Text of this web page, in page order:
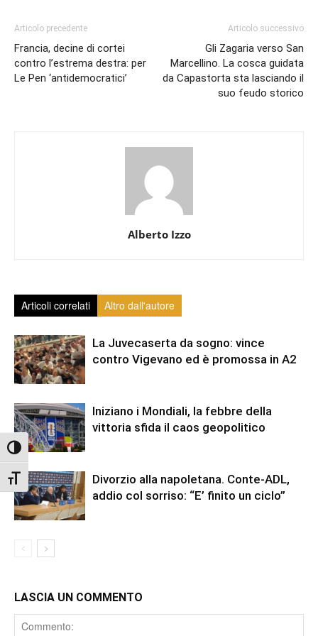
Attiva/disattiva alto contrasto
Attiva/disattiva dimensione testo
Articolo precedente
Francia, decine di cortei
contro l’estrema destra: per
Le Pen ‘antidemocratici’
Articolo successivo
Gli Zagaria verso San
Marcellino. La cosca guidata
da Capastorta sta lasciando il
suo feudo storico
Alberto Izzo
Articoli correlati Altro dall'autore
La Juvecaserta da sogno: vince
contro Vigevano ed è promossa in A2
Iniziano i Mondiali, la febbre della
vittoria sfida il caos geopolitico
Divorzio alla napoletana. Conte-ADL,
addio col sorriso: “E’ finito un ciclo”
LASCIA UN COMMENTO
Comment